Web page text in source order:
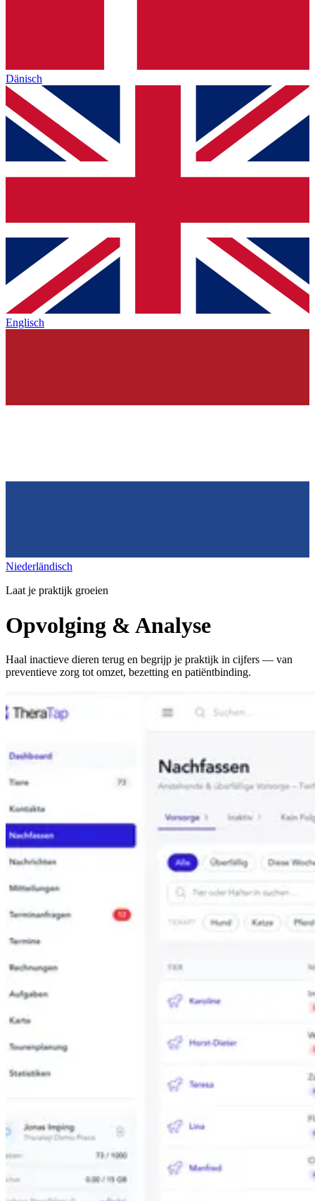
Dänisch
Englisch
Niederländisch
Laat je praktijk groeien
Opvolging & Analyse
Haal inactieve dieren terug en begrijp je praktijk in cijfers — van
preventieve zorg tot omzet, bezetting en patiëntbinding.